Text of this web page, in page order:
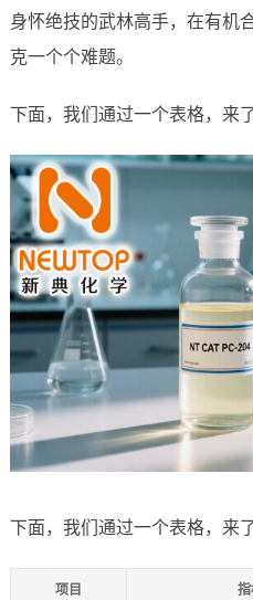
身怀绝技的武林高手，在有机
克一个个难题。
下面，我们通过一个表格，来
下面，我们通过一个表格，来
项目